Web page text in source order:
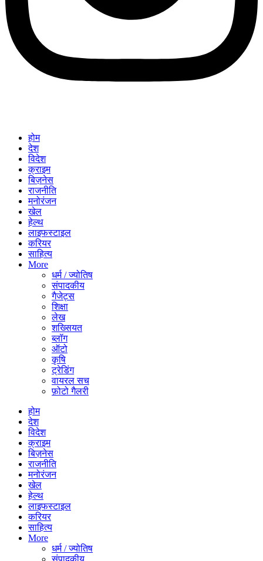
होम
देश
विदेश
क्राइम
बिज़नेस
राजनीति
मनोरंजन
खेल
हेल्थ
लाइफस्टाइल
करियर
साहित्य
More
धर्म / ज्योतिष
संपादकीय
गैजेट्स
शिक्षा
लेख
शख्सियत
ब्लॉग
ऑटो
कृषि
ट्रेडिंग
वायरल सच
फ़ोटो गैलरी
होम
देश
विदेश
क्राइम
बिज़नेस
राजनीति
मनोरंजन
खेल
हेल्थ
लाइफस्टाइल
करियर
साहित्य
More
धर्म / ज्योतिष
संपादकीय